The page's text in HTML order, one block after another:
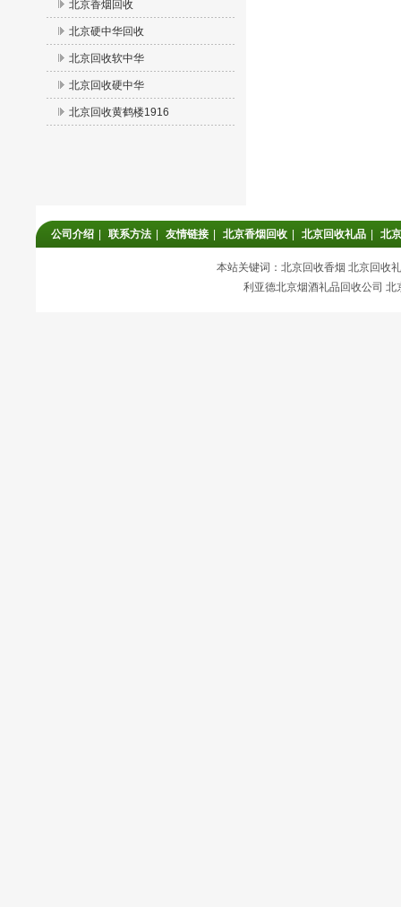
北京香烟回收
北京硬中华回收
北京回收软中华
北京回收硬中华
北京回收黄鹤楼1916
公司介绍 联系方法 友情链接 北京香烟回收 北京回收礼品 北
本站关键词：北京回收香烟 北京回收
利亚德北京烟酒礼品回收公司